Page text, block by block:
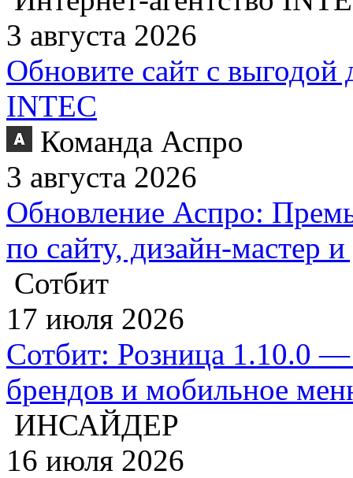
3 августа 2026
Обновите сайт с выгодой
INTEC
Команда Аспро
3 августа 2026
Обновление Аспро:
по сайту, дизайн-мастер
Сотбит
17 июля 2026
Сотбит: Розница 1.10.0 —
брендов и мобильное
ИНСАЙДЕР
16 июля 2026